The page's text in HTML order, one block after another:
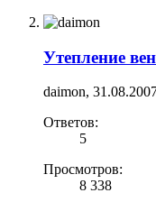
Утепление
daimon,
Ответов:
5
Просмотров:
8 338